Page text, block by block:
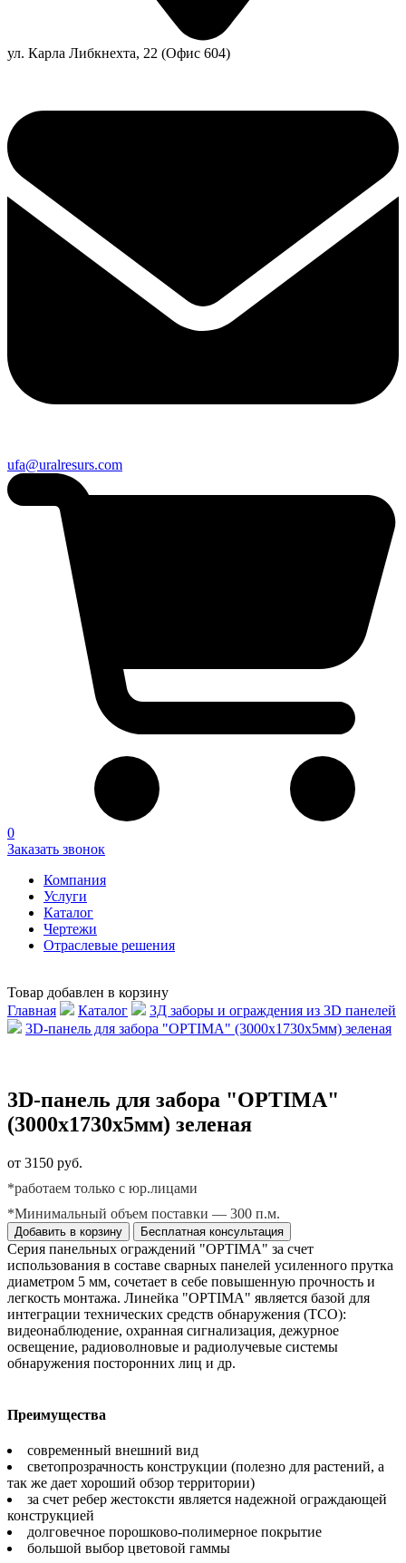
ул. Карла Либкнехта, 22 (Офис 604)
ufa@uralresurs.com
0
Заказать звонок
Компания
Услуги
Каталог
Чертежи
Отраслевые решения
Товар добавлен в корзину
Главная
Каталог
3Д заборы и ограждения из 3D панелей
3D-панель для забора "OPTIMA" (3000х1730х5мм) зеленая
3D-панель для забора "OPTIMA"
(3000х1730х5мм) зеленая
от 3150 руб.
*работаем только с юр.лицами
*Минимальный объем поставки — 300 п.м.
Добавить в корзину Бесплатная консультация
Серия панельных ограждений "OPTIMA" за счет
использования в составе сварных панелей усиленного прутка
диаметром 5 мм, сочетает в себе повышенную прочность и
легкость монтажа. Линейка "OPTIMA" является базой для
интеграции технических средств обнаружения (ТСО):
видеонаблюдение, охранная сигнализация, дежурное
освещение, радиоволновые и радиолучевые системы
обнаружения посторонних лиц и др.
Преимущества
современный внешний вид
светопрозрачность конструкции (полезно для растений, а
так же дает хороший обзор территории)
за счет ребер жестоксти является надежной ограждающей
конструкцией
долговечное порошково-полимерное покрытие
большой выбор цветовой гаммы